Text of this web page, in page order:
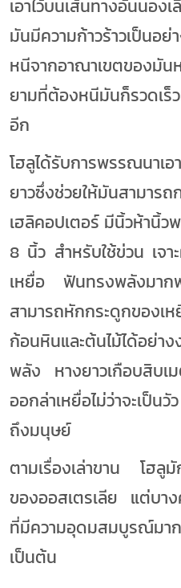
เอาไว้บนเส้นทางอันนอง
มันมีความก้าวร้าวเป็นอย่
หนีจากอาณาเขตของมัน
ยามที่ต้องหนีมันก็รวดเร็
อีก
โฮลูได้รับการพรรณนาเอ
ยาวซึ่งช่วยให้มันสามารถ
เฮลิคอปเตอร์ มีนิ้วห้านิ้
8 นิ้ว สำหรับใช้ข่วน เจา
เหยื่อ ฟันทรงพลังมา
สามารถหักกระดูกของเ
ก้อนหินและต้นไม้ได้อย่า
พลัง หางยาวเกือบสิบเ
ออกล่าเหยื่อไม่ว่าจะเป็น
ถึงมนุษย์
ตามเรื่องเล่าขาน โฮลูมั
ของออสเตรเลีย แต่บาง
ที่มีความอุดมสมบูรณ์มา
เป็นต้น